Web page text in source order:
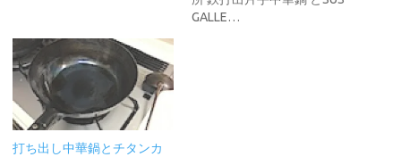
GALLE…
打ち出し中華鍋とチタンカ